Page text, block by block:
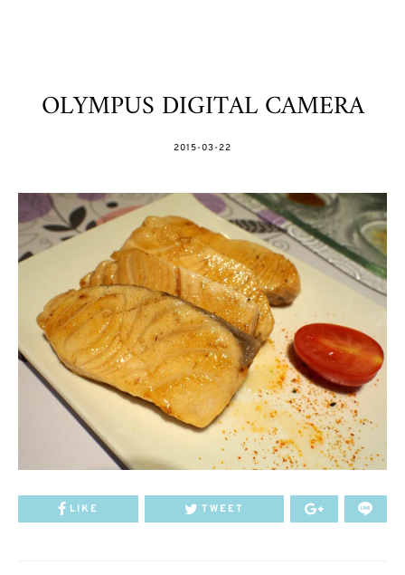
OLYMPUS DIGITAL CAMERA
POSTED
2015-03-22
LIKE TWEET